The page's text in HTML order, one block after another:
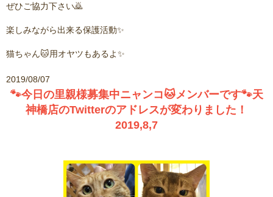
ぜひご協力下さい🙇
楽しみながら出来る保護活動✨
猫ちゃん🐱用オヤツもあるよ✨
2019/08/07
🐾今日の里親様募集中ニャンコ🐱メンバーです🐾天
神橋店のTwitterのアドレスが変わりました！
2019,8,7